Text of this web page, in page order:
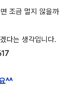
조금 멀지 않을까
다는 생각입니다.
^^